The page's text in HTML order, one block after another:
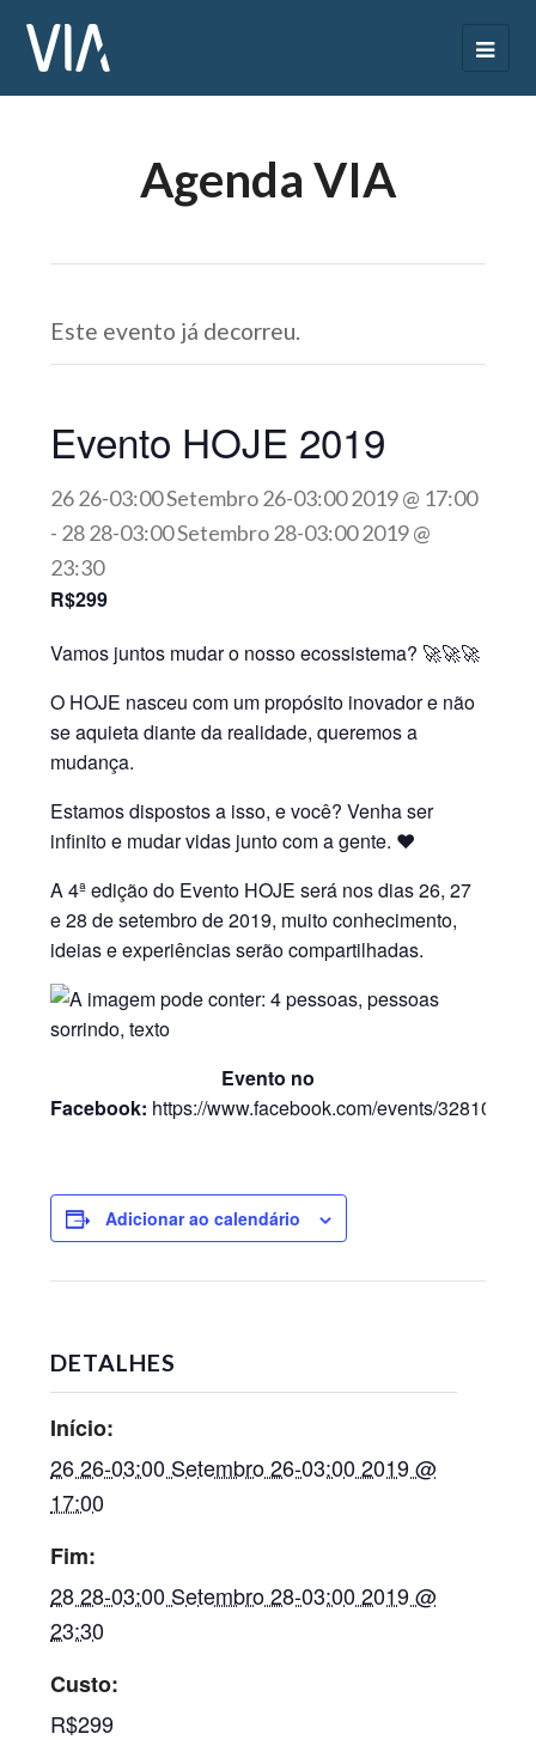
Agenda VIA
Este evento já decorreu.
Evento HOJE 2019
26 26-03:00 Setembro 26-03:00 2019 @ 17:00
- 28 28-03:00 Setembro 28-03:00 2019 @
23:30
R$299
Vamos juntos mudar o nosso ecossistema? 🚀🚀🚀
O HOJE nasceu com um propósito inovador e não
se aquieta diante da realidade, queremos a
mudança.
Estamos dispostos a isso, e você? Venha ser
infinito e mudar vidas junto com a gente. ❤
A 4ª edição do Evento HOJE será nos dias 26, 27
e 28 de setembro de 2019, muito conhecimento,
ideias e experiências serão compartilhadas.
Evento no
Facebook: https://www.facebook.com/events/
Adicionar ao calendário
DETALHES
Início:
26 26-03:00 Setembro 26-03:00 2019 @
17:00
Fim:
28 28-03:00 Setembro 28-03:00 2019 @
23:30
Custo:
R$299